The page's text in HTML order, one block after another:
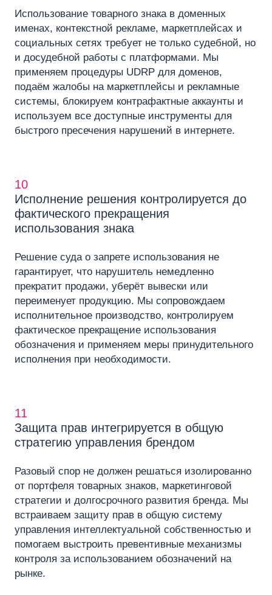
Использование товарного знака в доменных
именах, контекстной рекламе, маркетплейсах и
социальных сетях требует не только судебной, но
и досудебной работы с платформами. Мы
применяем процедуры UDRP для доменов,
подаём жалобы на маркетплейсы и рекламные
системы, блокируем контрафактные аккаунты и
используем все доступные инструменты для
быстрого пресечения нарушений в интернете.
10
Исполнение решения контролируется до
фактического прекращения
использования знака
Решение суда о запрете использования не
гарантирует, что нарушитель немедленно
прекратит продажи, уберёт вывески или
переименует продукцию. Мы сопровождаем
исполнительное производство, контролируем
фактическое прекращение использования
обозначения и применяем меры принудительного
исполнения при необходимости.
11
Защита прав интегрируется в общую
стратегию управления брендом
Разовый спор не должен решаться изолированно
от портфеля товарных знаков, маркетинговой
стратегии и долгосрочного развития бренда. Мы
встраиваем защиту прав в общую систему
управления интеллектуальной собственностью и
помогаем выстроить превентивные механизмы
контроля за использованием обозначений на
рынке.